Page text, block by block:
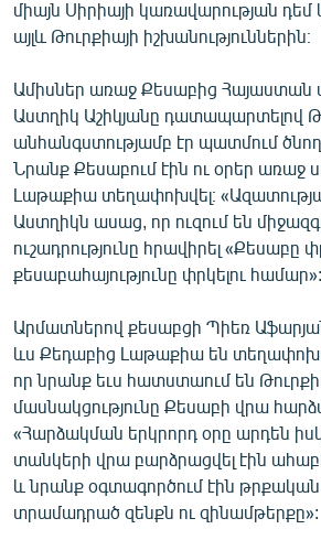
միայն Սիրիայի կառավարության դեմ
այլև Թուրքիայի իշխանություններին։
Ամիսներ առաջ Քեսաբից
Աստղիկ Աշիկյանը դատապարտելով
անհանգստությամբ էր պատմում
Նրանք Քեսաբում էին ու օրեր առաջ
Լաթաքիա տեղափոխվել։
Աստղիկն ասաց, որ ուզում են
ուշադրությունը հրավիրել «Քեսաբը
քեսաբահայությունը փրկելու համար»:
Արմատներով քեսաբցի Պիեռ
ևս Քեդաբից Լաթաքիա են
որ նրանք եւս հատստաում են
մասնակցությունը Քեսաբի վրա
«Հարձակման երկրորդ օրը արդեն
տանկերի վրա բարձրացվել էին
և նրանք օգտագործում էին թրքական
տրամադրած զենքն ու զինամթերքը»: